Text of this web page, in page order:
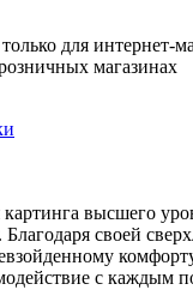
для интернет-
магазинах
высшего
своей
с каждым